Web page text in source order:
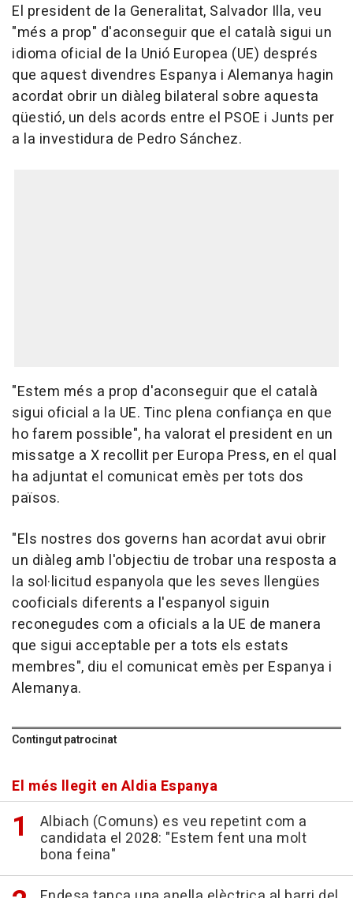
El president de la Generalitat, Salvador Illa, veu
"més a prop" d'aconseguir que el català sigui un
idioma oficial de la Unió Europea (UE) després
que aquest divendres Espanya i Alemanya hagin
acordat obrir un diàleg bilateral sobre aquesta
qüestió, un dels acords entre el PSOE i Junts per
a la investidura de Pedro Sánchez.
"Estem més a prop d'aconseguir que el català
sigui oficial a la UE. Tinc plena confiança en que
ho farem possible", ha valorat el president en un
missatge a X recollit per Europa Press, en el qual
ha adjuntat el comunicat emès per tots dos
països.
"Els nostres dos governs han acordat avui obrir
un diàleg amb l'objectiu de trobar una resposta a
la sol·licitud espanyola que les seves llengües
cooficials diferents a l'espanyol siguin
reconegudes com a oficials a la UE de manera
que sigui acceptable per a tots els estats
membres", diu el comunicat emès per Espanya i
Alemanya.
Contingut patrocinat
El més llegit en Aldia Espanya
Albiach (Comuns) es veu repetint com a
candidata el 2028: "Estem fent una molt
bona feina"